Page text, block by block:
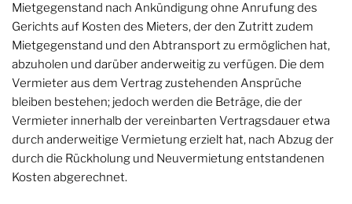
Mietgegenstand nach Ankündigung ohne Anrufung des
Gerichts auf Kosten des Mieters, der den Zutritt zudem
Mietgegenstand und den Abtransport zu ermöglichen hat,
abzuholen und darüber anderweitig zu verfügen. Die dem
Vermieter aus dem Vertrag zustehenden Ansprüche
bleiben bestehen; jedoch werden die Beträge, die der
Vermieter innerhalb der vereinbarten Vertragsdauer etwa
durch anderweitige Vermietung erzielt hat, nach Abzug der
durch die Rückholung und Neuvermietung entstandenen
Kosten abgerechnet.